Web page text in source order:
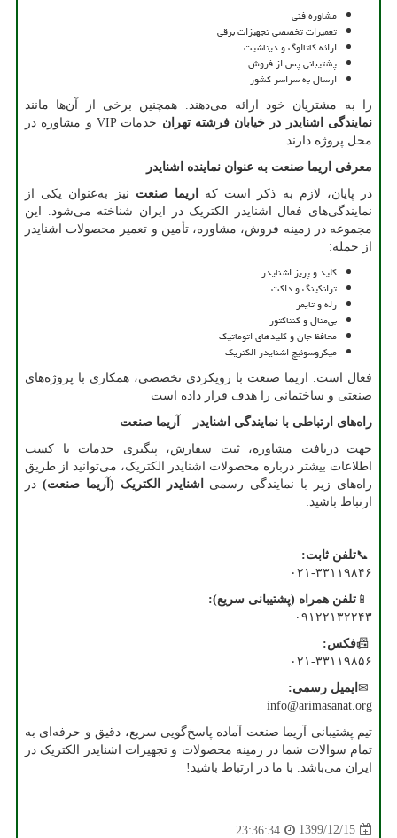
مشاوره فنی
تعمیرات تخصصی تجهیزات برقی
ارائه کاتالوگ و دیتاشیت
پشتیبانی پس از فروش
ارسال به سراسر کشور
را به مشتریان خود ارائه می‌دهند. همچنین برخی از آن‌ها مانند
نمایندگی اشنایدر در خیابان فرشته تهران خدمات VIP و مشاوره در
محل پروژه دارند.
معرفی اریما صنعت به عنوان نماینده اشنایدر
در پایان، لازم به ذکر است که
اریما صنعت نیز به‌عنوان یکی از
نمایندگی‌های فعال اشنایدر الکتریک در ایران شناخته می‌شود. این
مجموعه در زمینه فروش، مشاوره، تأمین و تعمیر محصولات اشنایدر
از جمله:
کلید و پریز اشنایدر
ترانکینگ و داکت
رله و تایمر
بی‌متال و کنتاکتور
محافظ جان و کلیدهای اتوماتیک
میکروسوئیچ اشنایدر الکتریک
فعال است. اریما صنعت با رویکردی تخصصی، همکاری با پروژه‌های
صنعتی و ساختمانی را هدف قرار داده است
راه‌های ارتباطی با نمایندگی اشنایدر – آریما صنعت
جهت دریافت مشاوره، ثبت سفارش، پیگیری خدمات یا کسب
اطلاعات بیشتر درباره محصولات اشنایدر الکتریک، می‌توانید از طریق
راه‌های زیر با نمایندگی رسمی
اشنایدر الکتریک ( آریما صنعت) در
ارتباط باشید:
📞تلفن ثابت:
۰۲۱-۳۳۱۱۹۸۴۶
📱 تلفن همراه (پشتیبانی سریع)
:
۰۹۱۲۲۱۳۲۲۴۳
📠فکس:
۰۲۱-۳۳۱۱۹۸۵۶
✉ ایمیل رسمی:
info@arimasanat.org
تیم پشتیبانی آریما صنعت آماده پاسخ‌گویی سریع، دقیق و حرفه‌ای به
تمام سوالات شما در زمینه محصولات و تجهیزات اشنایدر الکتریک در
ایران می‌باشد. با ما در ارتباط باشید!
1399/12/15
23:36:34